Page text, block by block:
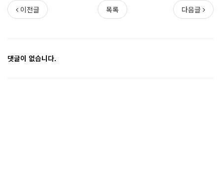
이전글 목록 다음글
댓글이 없습니다.